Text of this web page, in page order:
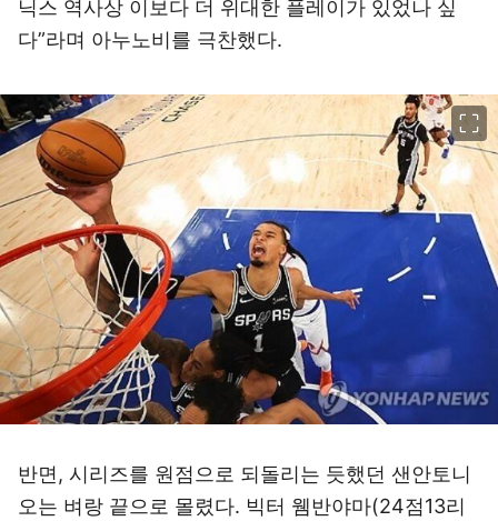
닉스 역사상 이보다 더 위대한 플레이가 있었나 싶
다”라며 아누노비를 극찬했다.
반면, 시리즈를 원점으로 되돌리는 듯했던 샌안토니
오는 벼랑 끝으로 몰렸다. 빅터 웸반야마(24점13리